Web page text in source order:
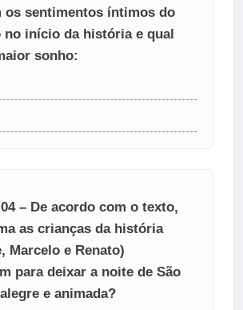
os sentimentos íntimos do
no início da história e qual
sonho:
– De acordo com o texto,
as crianças da história
Marcelo e Renato)
para deixar a noite de São
e animada?